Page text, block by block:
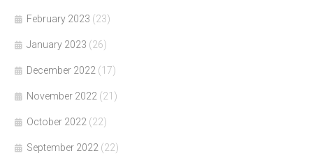
February 2023 (23)
January 2023 (26)
December 2022 (17)
November 2022 (21)
October 2022 (22)
September 2022 (22)